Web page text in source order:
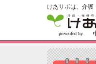
けあサポは、介護